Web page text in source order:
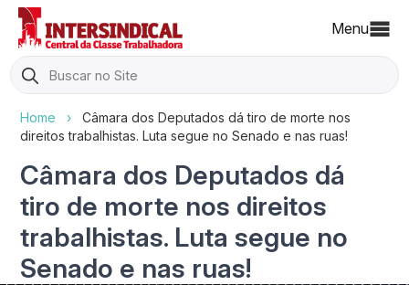
Menu
Search
for:
Home ›
Câmara dos Deputados dá tiro de morte nos
direitos trabalhistas. Luta segue no Senado e nas ruas!
Câmara dos Deputados dá
tiro de morte nos direitos
trabalhistas. Luta segue no
Senado e nas ruas!